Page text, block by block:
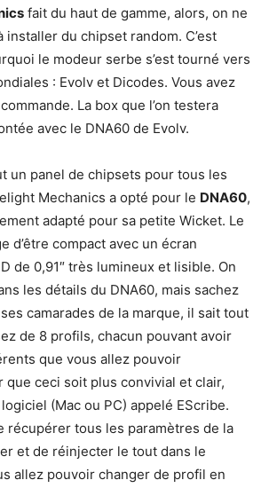
fait du haut de gamme, alors, on ne
installer du chipset random. C’est
le modeur serbe s’est tourné vers
: Evolv et Dicodes. Vous avez
La box que l’on testera
avec le DNA60 de Evolv.
un panel de chipsets pour tous les
Mechanics a opté pour le DNA60,
adapté pour sa petite Wicket. Le
d’être compact avec un écran
de 0,91″ très lumineux et lisible. On
les détails du DNA60, mais sachez
camarades de la marque, il sait tout
de 8 profils, chacun pouvant avoir
que vous allez pouvoir
que ceci soit plus convivial et clair,
(Mac ou PC) appelé EScribe.
récupérer tous les paramètres de la
et de réinjecter le tout dans le
allez pouvoir changer de profil en